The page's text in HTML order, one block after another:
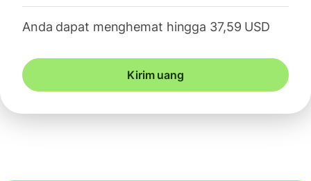
Anda dapat menghemat hingga 37,59 USD
Kirim uang